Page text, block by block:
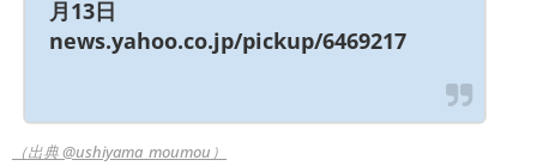
月13日
news.yahoo.co.jp/pickup/6469217
（出典 @ushiyama_moumou）